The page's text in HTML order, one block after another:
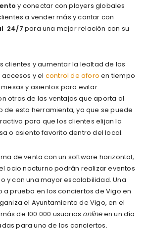
y conectar con players globales
a vender más y contar con
24/7 para una mejor relación con su
clientes y aumentar la lealtad de los
y el control de aforo en tiempo
y asientos para evitar
otras de las ventajas que aporta al
de esta herramienta, ya que se puede
para que los clientes elijan la
o asiento favorito dentro del local.
de venta con un software horizontal,
ocio nocturno podrán realizar eventos
y con una mayor escalabilidad. Una
a prueba en los conciertos de Vigo en
el Ayuntamiento de Vigo, en el
de 100.000 usuarios onlineen un día
para uno de los conciertos.